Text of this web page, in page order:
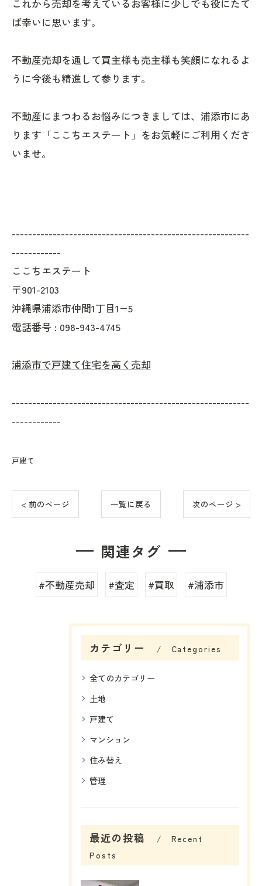
これから売却を考えているお客様に少しでも役にたて
ば幸いに思います。
不動産売却を通して買主様も売主様も笑顔になれるよ
うに今後も精進して参ります。
不動産にまつわるお悩みにつきましては、浦添市にあ
ります「ここちエステート」をお気軽にご利用くださ
いませ。
----------------------------------------------------------
------------
ここちエステート
〒901-2103
沖縄県浦添市仲間1丁目1−5
電話番号 : 098-943-4745
浦添市で戸建て住宅を高く売却
----------------------------------------------------------
------------
戸建て
< 前のページ 一覧に戻る 次のページ >
関連タグ
#不動産売却 #査定 #買取 #浦添市
カテゴリー Categories
全てのカテゴリー
土地
戸建て
マンション
住み替え
管理
最近の投稿
Recent
Posts